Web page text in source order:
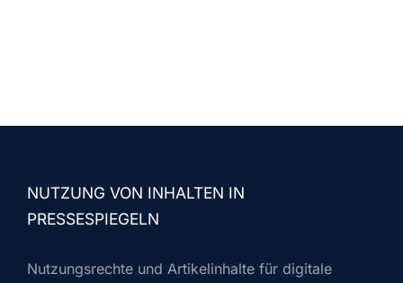
NUTZUNG VON INHALTEN IN
PRESSESPIEGELN
Nutzungsrechte und Artikelinhalte für digitale